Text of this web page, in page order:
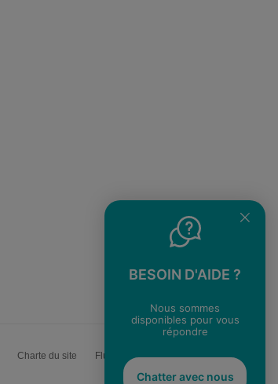
Charte du site Flux RSS
BESOIN D'AIDE ?
Nous sommes
disponibles pour vous
répondre
Chatter avec nous